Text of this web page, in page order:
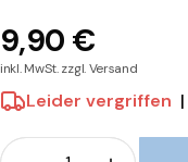
n
c
e
9,90 €
inkl. MwSt. zzgl. Versand
Leider vergriffen |
Menge